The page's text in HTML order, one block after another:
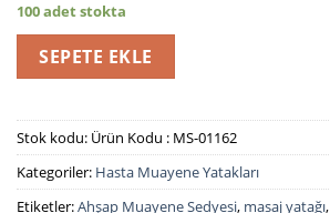
100 adet stokta
SEPETE EKLE
Stok kodu: Ürün Kodu : MS-01162
Kategoriler: Hasta Muayene Yatakları
Etiketler:Ahşap Muayene Sedyesi, masaj yatağı,